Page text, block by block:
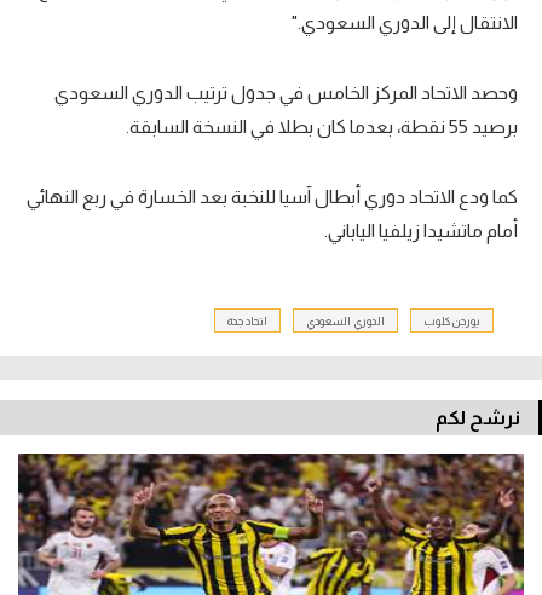
الانتقال إلى الدوري السعودي."
وحصد الاتحاد المركز الخامس في جدول ترتيب الدوري السعودي
برصيد 55 نقطة، بعدما كان بطلا في النسخة السابقة.
كما ودع الاتحاد دوري أبطال آسيا للنخبة بعد الخسارة في ربع النهائي
أمام ماتشيدا زيلفيا الياباني.
يورجن كلوب الدوري السعودي اتحاد جدة
نرشح لكم